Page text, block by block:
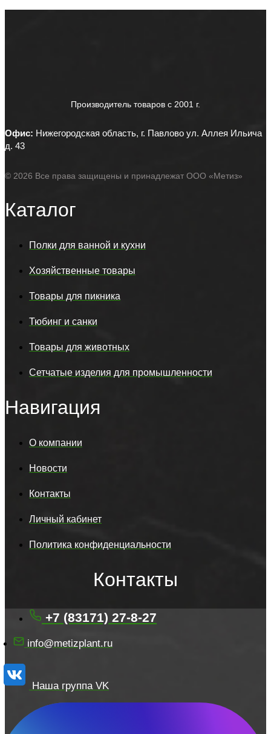
Производитель товаров c 2001 г.
Офис: Нижегородская область, г. Павлово ул. Аллея Ильича
д. 43
© 2026 Все права защищены и принадлежат ООО «Метиз»
Каталог
Полки для ванной и кухни
Хозяйственные товары
Товары для пикника
Тюбинг и санки
Товары для животных
Сетчатые изделия для промышленности
Навигация
О компании
Новости
Контакты
Личный кабинет
Политика конфиденциальности
Контакты
+7 (83171) 27-8-27
info@metizplant.ru
Наша группа VK